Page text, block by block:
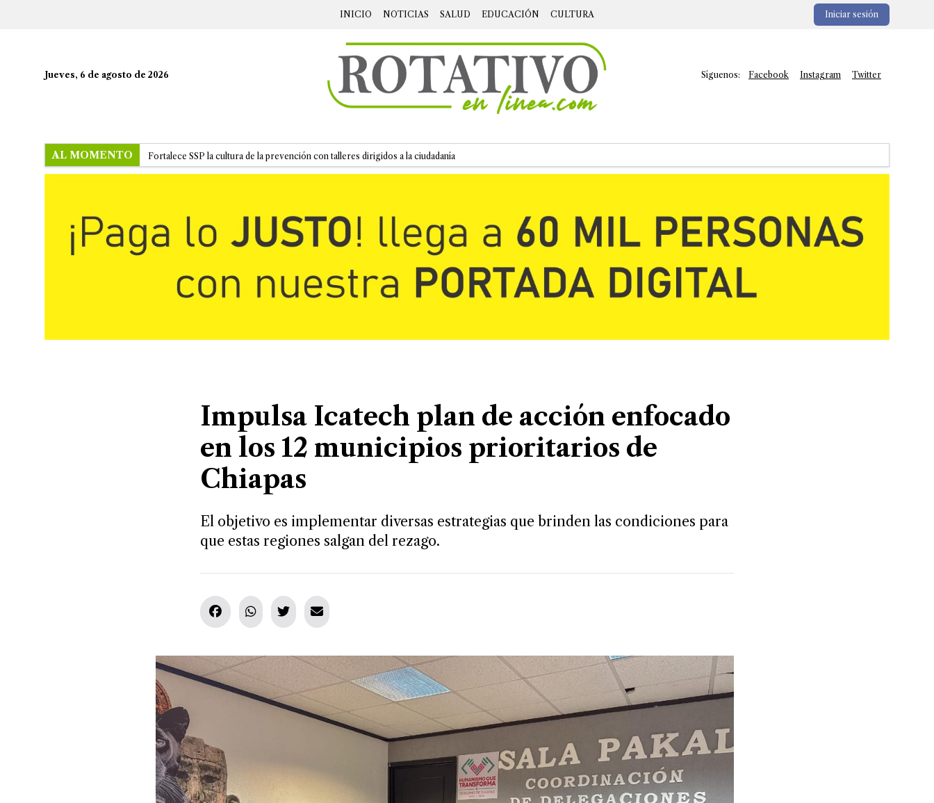
INICIO NOTICIAS SALUD EDUCACIÓN CULTURA Iniciar sesión
Jueves, 6 de agosto de 2026 Síguenos: Facebook Instagram Twitter
AL MOMENTO Fortalece SSP la cultura de la prevención con talleres dirigidos a la ciudadanía
Impulsa Icatech plan de acción enfocado
en los 12 municipios prioritarios de
Chiapas
El objetivo es implementar diversas estrategias que brinden las condiciones para
que estas regiones salgan del rezago.